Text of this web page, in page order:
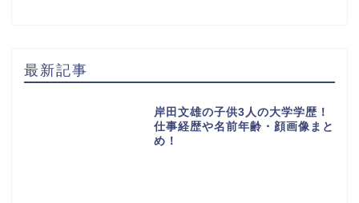
最新記事
岸田文雄の子供3人の大学学歴！
仕事経歴や名前年齢・顔画像まと
め！